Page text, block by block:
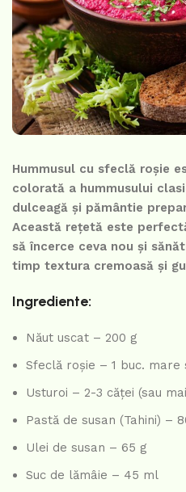
Hummusul cu sfeclă roșie
colorată a hummusului
dulceagă și pământie
Această rețetă este
să încerce ceva nou și
timp textura cremoasă și
Ingrediente:
Năut uscat – 200 g
Sfeclă roșie – 1 buc. mare
Usturoi – 2-3 căței (sau
Pastă de susan (Tahini) –
Ulei de susan – 65 g
Suc de lămâie – 45 ml